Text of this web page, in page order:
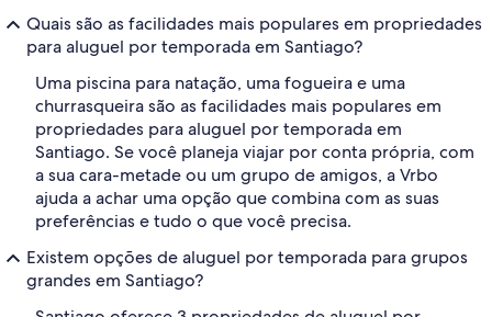
Quais são as facilidades mais populares em propriedades
para aluguel por temporada em Santiago?
Uma piscina para natação, uma fogueira e uma
churrasqueira são as facilidades mais populares em
propriedades para aluguel por temporada em
Santiago. Se você planeja viajar por conta própria, com
a sua cara-metade ou um grupo de amigos, a Vrbo
ajuda a achar uma opção que combina com as suas
preferências e tudo o que você precisa.
Existem opções de aluguel por temporada para grupos
grandes em Santiago?